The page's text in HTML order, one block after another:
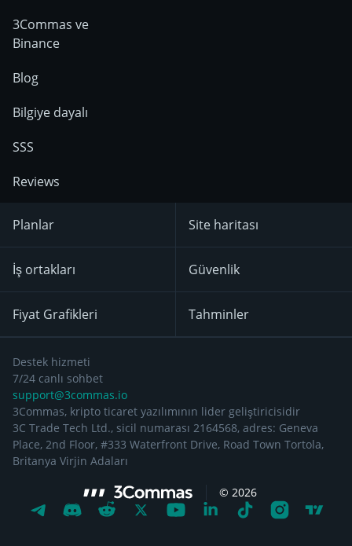
3Commas ve
Binance
Blog
Bilgiye dayalı
SSS
Reviews
Planlar
İş ortakları
Fiyat Grafikleri
Site haritası
Güvenlik
Tahminler
Destek hizmeti
7/24 canlı sohbet
support@3commas.io
3Commas, kripto ticaret yazılımının lider geliştiricisidir
3C Trade Tech Ltd., sicil numarası 2164568, adres: Geneva
Place, 2nd Floor, #333 Waterfront Drive, Road Town Tortola,
Britanya Virjin Adaları
© 2026